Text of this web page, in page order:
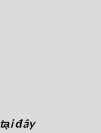
tại đây